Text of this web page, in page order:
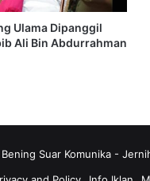
Ulama Dipanggil
Ali Bin Abdurrahman
Suar Komunika -